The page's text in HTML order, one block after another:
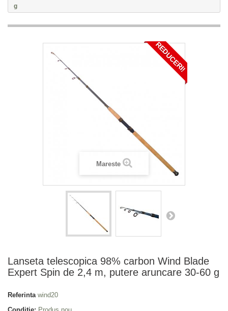
g
REDUCERI!
Mareste
Lanseta telescopica 98% carbon Wind Blade
Expert Spin de 2,4 m, putere aruncare 30-60 g
Referinta wind20